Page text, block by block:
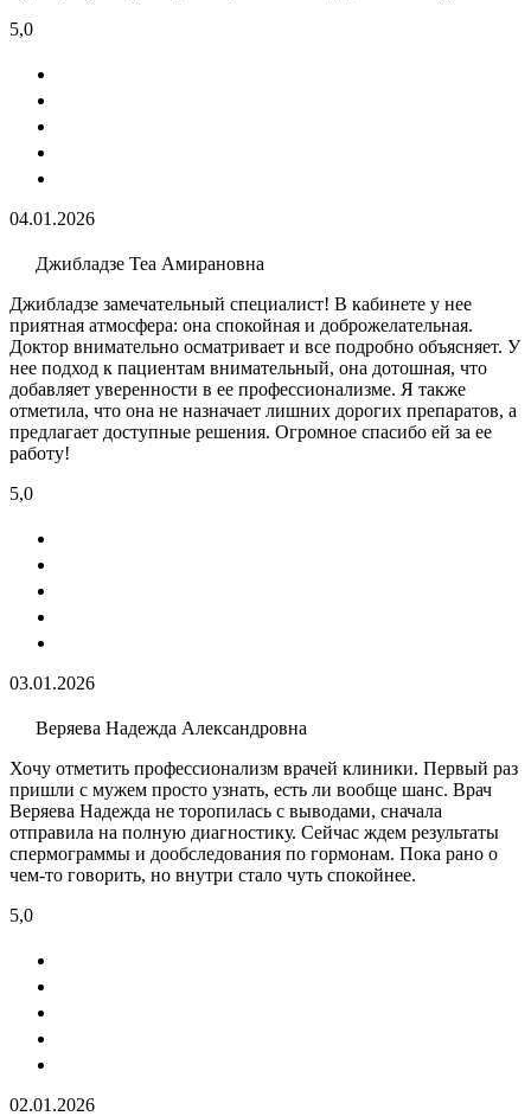
5,0
04.01.2026
Джибладзе Теа Амирановна
Джибладзе замечательный специалист! В кабинете у нее
приятная атмосфера: она спокойная и доброжелательная.
Доктор внимательно осматривает и все подробно объясняет. У
нее подход к пациентам внимательный, она дотошная, что
добавляет уверенности в ее профессионализме. Я также
отметила, что она не назначает лишних дорогих препаратов, а
предлагает доступные решения. Огромное спасибо ей за ее
работу!
5,0
03.01.2026
Веряева Надежда Александровна
Хочу отметить профессионализм врачей клиники. Первый раз
пришли с мужем просто узнать, есть ли вообще шанс. Врач
Веряева Надежда не торопилась с выводами, сначала
отправила на полную диагностику. Сейчас ждем результаты
спермограммы и дообследования по гормонам. Пока рано о
чем-то говорить, но внутри стало чуть спокойнее.
5,0
02.01.2026